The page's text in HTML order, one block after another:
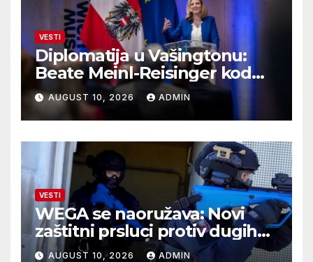
VESTI
Diplomatija u Vašingtonu:
Beate Meinl-Reisinger kod
Marca Rubija
AUGUST 10, 2026 ADMIN
VESTI
WEGA se naoružava: Novi
zaštitni prsluci protiv dugih
cevi
AUGUST 10, 2026 ADMIN